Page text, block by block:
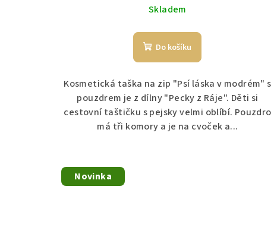
cena:
Skladem
Do košíku
Kosmetická taška na zip "Psí láska v modrém" s
pouzdrem je z dílny "Pecky z Ráje". Děti si
cestovní taštičku s pejsky velmi oblíbí. Pouzdro
má tři komory a je na cvoček a...
Novinka